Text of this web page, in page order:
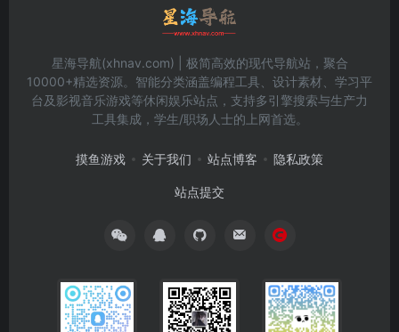
星海导航(xhnav.com) | 极简高效的现代导航站，聚合
10000+精选资源。智能分类涵盖编程工具、设计素材、学习平
台及影视音乐游戏等休闲娱乐站点，支持多引擎搜索与生产力
工具集成，学生/职场人士的上网首选。
摸鱼游戏 关于我们 站点博客 隐私政策
站点提交